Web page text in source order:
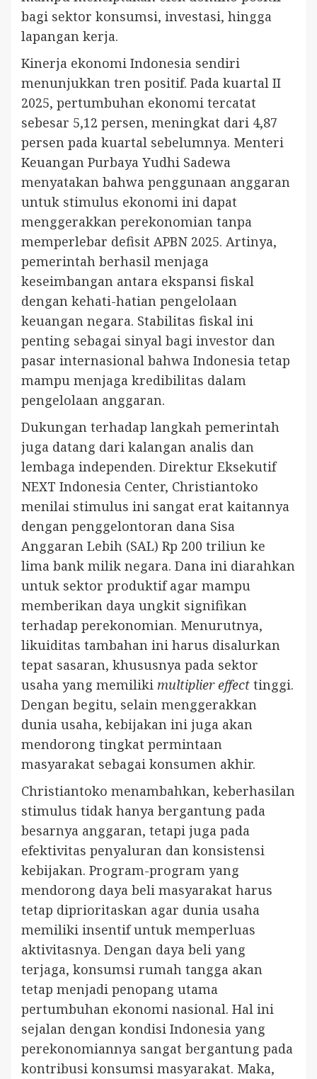
bagi sektor konsumsi, investasi, hingga
lapangan kerja.
Kinerja ekonomi Indonesia sendiri
menunjukkan tren positif. Pada kuartal II
2025, pertumbuhan ekonomi tercatat
sebesar 5,12 persen, meningkat dari 4,87
persen pada kuartal sebelumnya. Menteri
Keuangan Purbaya Yudhi Sadewa
menyatakan bahwa penggunaan anggaran
untuk stimulus ekonomi ini dapat
menggerakkan perekonomian tanpa
memperlebar defisit APBN 2025. Artinya,
pemerintah berhasil menjaga
keseimbangan antara ekspansi fiskal
dengan kehati-hatian pengelolaan
keuangan negara. Stabilitas fiskal ini
penting sebagai sinyal bagi investor dan
pasar internasional bahwa Indonesia tetap
mampu menjaga kredibilitas dalam
pengelolaan anggaran.
Dukungan terhadap langkah pemerintah
juga datang dari kalangan analis dan
lembaga independen. Direktur Eksekutif
NEXT Indonesia Center, Christiantoko
menilai stimulus ini sangat erat kaitannya
dengan penggelontoran dana Sisa
Anggaran Lebih (SAL) Rp 200 triliun ke
lima bank milik negara. Dana ini diarahkan
untuk sektor produktif agar mampu
memberikan daya ungkit signifikan
terhadap perekonomian. Menurutnya,
likuiditas tambahan ini harus disalurkan
tepat sasaran, khususnya pada sektor
usaha yang memiliki multiplier effect tinggi.
Dengan begitu, selain menggerakkan
dunia usaha, kebijakan ini juga akan
mendorong tingkat permintaan
masyarakat sebagai konsumen akhir.
Christiantoko menambahkan, keberhasilan
stimulus tidak hanya bergantung pada
besarnya anggaran, tetapi juga pada
efektivitas penyaluran dan konsistensi
kebijakan. Program-program yang
mendorong daya beli masyarakat harus
tetap diprioritaskan agar dunia usaha
memiliki insentif untuk memperluas
aktivitasnya. Dengan daya beli yang
terjaga, konsumsi rumah tangga akan
tetap menjadi penopang utama
pertumbuhan ekonomi nasional. Hal ini
sejalan dengan kondisi Indonesia yang
perekonomiannya sangat bergantung pada
kontribusi konsumsi masyarakat. Maka,